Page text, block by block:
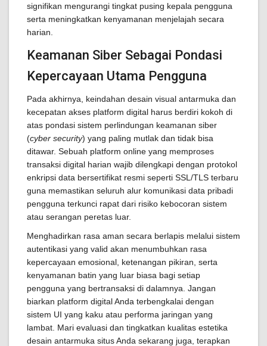
signifikan mengurangi tingkat pusing kepala pengguna
serta meningkatkan kenyamanan menjelajah secara
harian.
Keamanan Siber Sebagai Pondasi
Kepercayaan Utama Pengguna
Pada akhirnya, keindahan desain visual antarmuka dan
kecepatan akses platform digital harus berdiri kokoh di
atas pondasi sistem perlindungan keamanan siber
(cyber security) yang paling mutlak dan tidak bisa
ditawar. Sebuah platform online yang memproses
transaksi digital harian wajib dilengkapi dengan protokol
enkripsi data bersertifikat resmi seperti SSL/TLS terbaru
guna memastikan seluruh alur komunikasi data pribadi
pengguna terkunci rapat dari risiko kebocoran sistem
atau serangan peretas luar.
Menghadirkan rasa aman secara berlapis melalui sistem
autentikasi yang valid akan menumbuhkan rasa
kepercayaan emosional, ketenangan pikiran, serta
kenyamanan batin yang luar biasa bagi setiap
pengguna yang bertransaksi di dalamnya. Jangan
biarkan platform digital Anda terbengkalai dengan
sistem UI yang kaku atau performa jaringan yang
lambat. Mari evaluasi dan tingkatkan kualitas estetika
desain antarmuka situs Anda sekarang juga, terapkan